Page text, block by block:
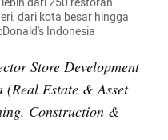
dari kota besar hingga
Indonesia
Store Development
(Real Estate & Asset
Construction &